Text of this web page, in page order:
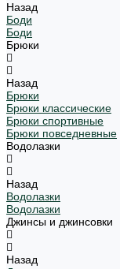
Назад
Боди
Боди
Брюки
Назад
Брюки
Брюки классические
Брюки спортивные
Брюки повседневные
Водолазки
Назад
Водолазки
Водолазки
Джинсы и джинсовки
Назад